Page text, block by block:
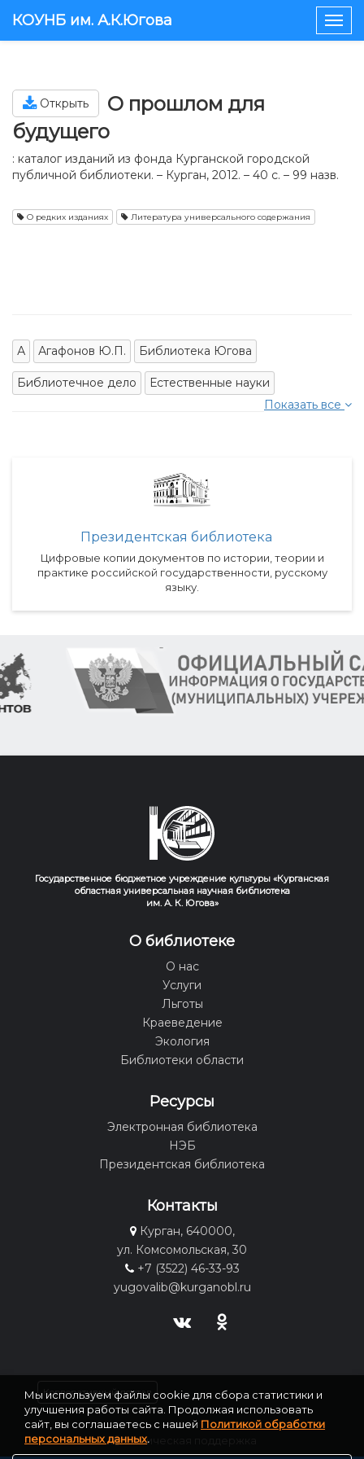
КОУНБ им. А.К.Югова
Открыть
О прошлом для
будущего
: каталог изданий из фонда Курганской городской
публичной библиотеки. – Курган, 2012. – 40 с. – 99 назв.
О редких изданиях Литература универсального содержания
А Агафонов Ю.П. Библиотека Югова
Библиотечное дело
Естественные науки
Показать все
Президентская библиотека
Цифровые копии документов по истории, теории и
практике российской государственности, русскому
языку.
Государственное бюджетное учреждение культуры «Курганская
областная универсальная научная библиотека
им. А. К. Югова»
О библиотеке
О нас
Услуги
Льготы
Краеведение
Экология
Библиотеки области
Ресурсы
Электронная библиотека
НЭБ
Президентская библиотека
Контакты
Курган, 640000,
ул. Комсомольская, 30
+7 (3522) 46-33-93
yugovalib@kurganobl.ru
Корпоративный портал
Техническая поддержка
Мы используем файлы cookie для сбора статистики и
улучшения работы сайта. Продолжая использовать
сайт, вы соглашаетесь с нашей Политикой обработки
персональных данных.